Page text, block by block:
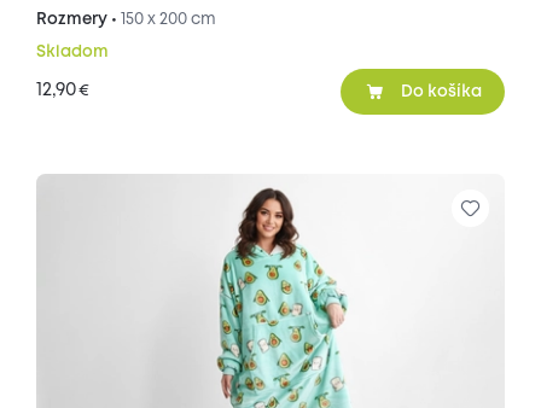
Rozmery • 150 x 200 cm
Skladom
12,90€ Do košíka